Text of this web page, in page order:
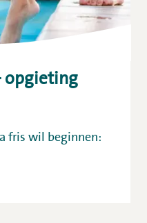
opgieting
fris wil beginnen: